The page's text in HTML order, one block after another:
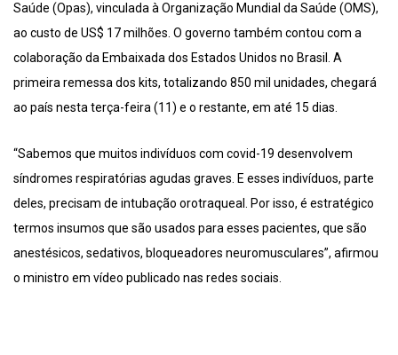
Saúde (Opas), vinculada à Organização Mundial da Saúde (OMS),
ao custo de US$ 17 milhões. O governo também contou com a
colaboração da Embaixada dos Estados Unidos no Brasil. A
primeira remessa dos kits, totalizando 850 mil unidades, chegará
ao país nesta terça-feira (11) e o restante, em até 15 dias.
“Sabemos que muitos indivíduos com covid-19 desenvolvem
síndromes respiratórias agudas graves. E esses indivíduos, parte
deles, precisam de intubação orotraqueal. Por isso, é estratégico
termos insumos que são usados para esses pacientes, que são
anestésicos, sedativos, bloqueadores neuromusculares”, afirmou
o ministro em vídeo publicado nas redes sociais.